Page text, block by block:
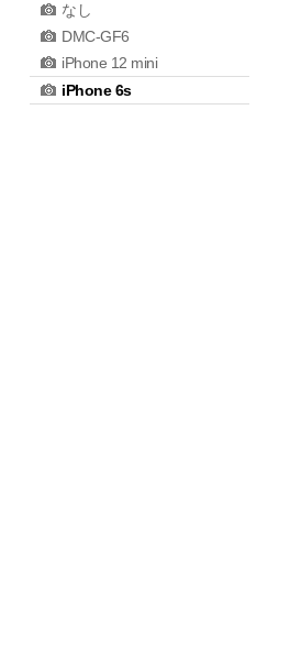
なし
DMC-GF6
iPhone 12 mini
iPhone 6s